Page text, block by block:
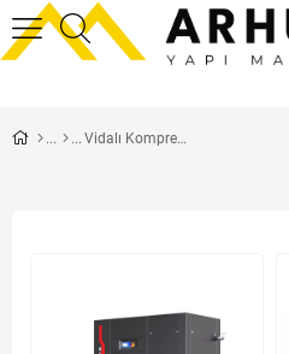
Vidalı Kompresörler